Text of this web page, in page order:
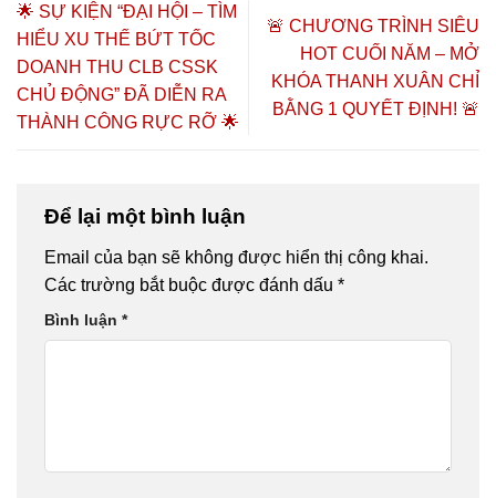
SINH KHÓA
K6 & K7
CHĂM SÓC
SỨC KHỎE
2026 TẠI TP.
HỒ CHÍ
MINH – CƠ
HỘI HỌC
NGHIỆP
CHĂM SÓC
SỨC KHỎE
CHỦ ĐỘNG
2026 🔥🎓
Thịnh
Vượng”
🌟 SỰ KIỆN “ĐẠI HỘI – TÌM
HIỂU XU THẾ BỨT TỐC
DOANH THU CLB CSSK
CHỦ ĐỘNG” ĐÃ DIỄN RA
THÀNH CÔNG RỰC RỠ 🌟
🚨 CHƯƠNG TRÌNH SIÊU
HOT CUỐI NĂM – MỞ
KHÓA THANH XUÂN CHỈ
BẰNG 1 QUYẾT ĐỊNH! 🚨
Để lại một bình luận
Email của bạn sẽ không được hiển thị công khai.
Các trường bắt buộc được đánh dấu *
Bình luận *